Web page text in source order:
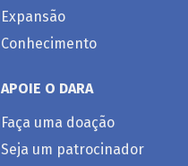
Expansão
Conhecimento
APOIE O DARA
Faça uma doação
Seja um patrocinador